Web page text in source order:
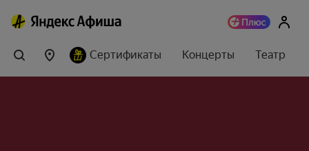
Сертификаты Концерты Театр